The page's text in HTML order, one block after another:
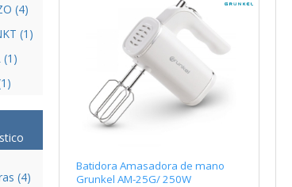
(4)
(1)
(1)
(4)
Batidora Amasadora de mano
Grunkel AM-25G/ 250W